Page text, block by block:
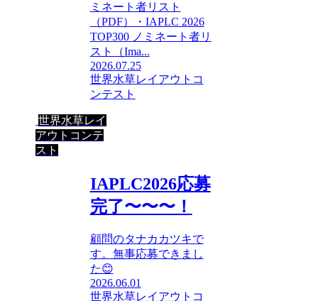
ミネート者リスト
（PDF）・IAPLC 2026
TOP300 ノミネート者リ
スト（Ima...
2026.07.25
世界水草レイアウトコ
ンテスト
世界水草レイ
アウトコンテ
スト
IAPLC2026応募
完了〜〜〜！
顧問のタナカカツキで
す。無事応募できまし
た😊
2026.06.01
世界水草レイアウトコ